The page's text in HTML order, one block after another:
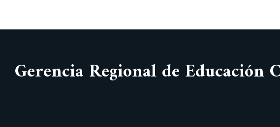
Gerencia Regional de Educación